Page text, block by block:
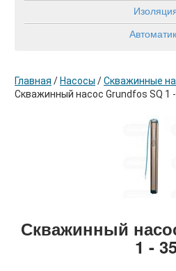
Главная / Насосы /Скважинные
Скважинный насос Grundfos SQ 1
Скважинный
1 -